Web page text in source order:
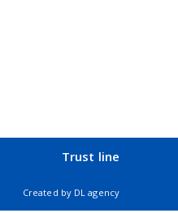
Trust line
Created by DL agency